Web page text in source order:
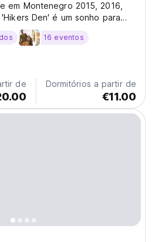
em Montenegro 2015, 2016,
Den' é um sonho para
a base perfeita para explorar o
16 eventos
de Dormitórios a partir de
€11.00